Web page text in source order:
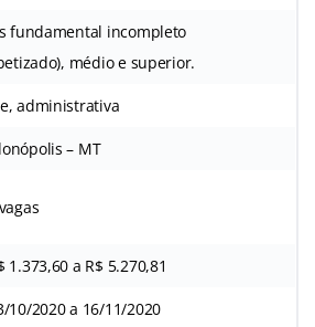
fundamental incompleto
médio e superior.
administrativa
– MT
1.373,60 a R$ 5.270,81
10/2020 a 16/11/2020